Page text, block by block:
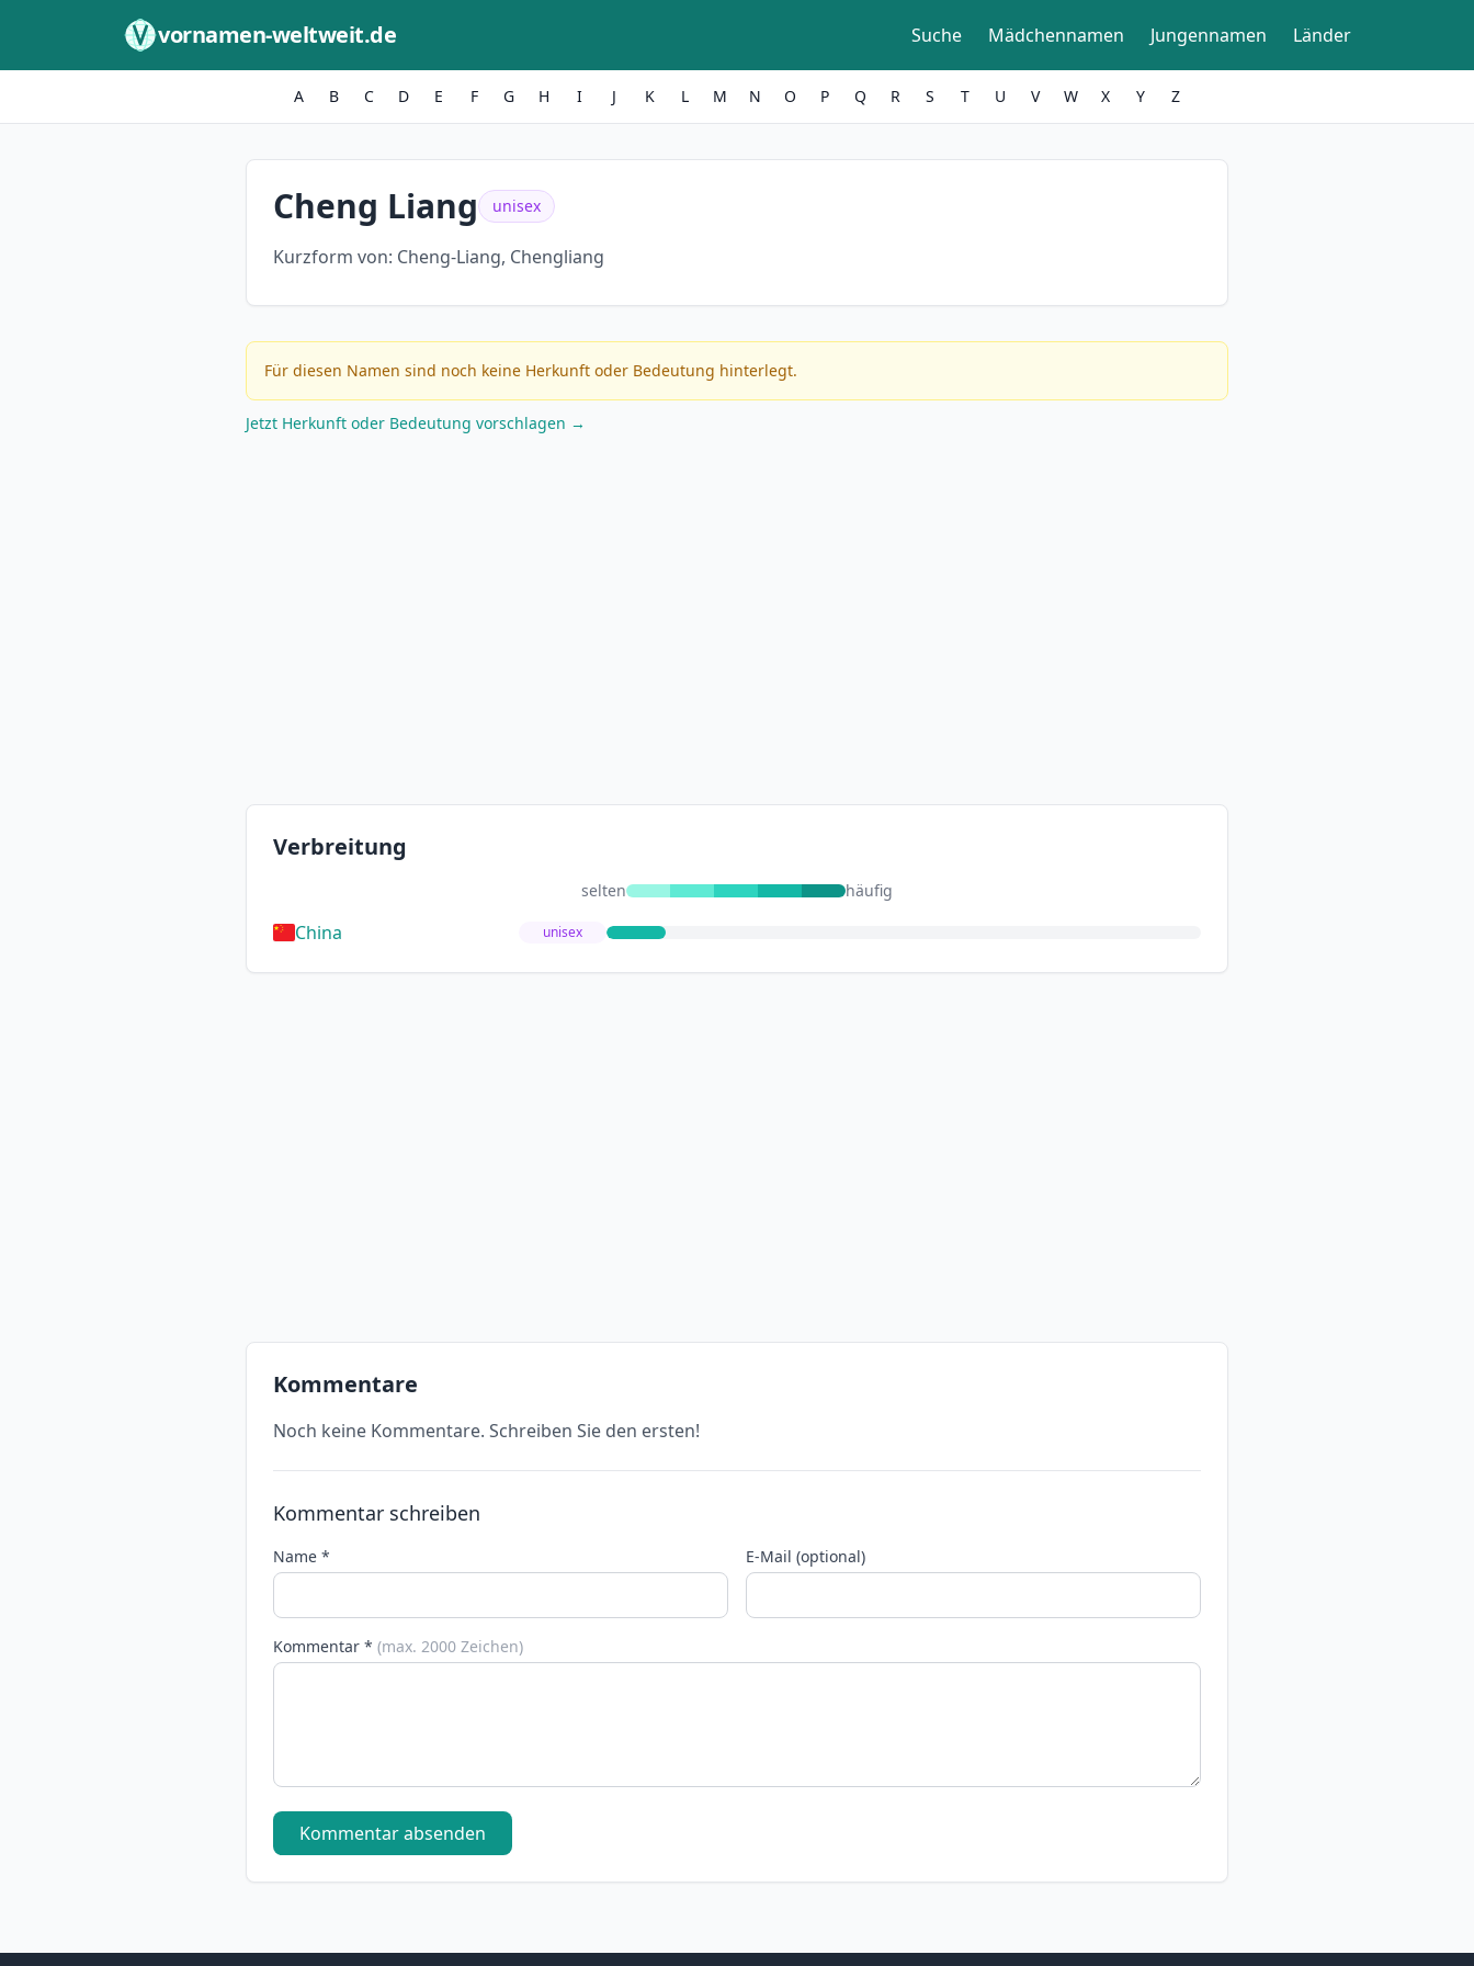
vornamen-weltweit.de Suche Mädchennamen Jungennamen Länder
A B C D E F G H I J K L M N O P Q R S T U V W X Y Z
Cheng Liang unisex
Kurzform von: Cheng-Liang, Chengliang
Für diesen Namen sind noch keine Herkunft oder Bedeutung hinterlegt.
Jetzt Herkunft oder Bedeutung vorschlagen →
Verbreitung
selten häufig
China unisex
Kommentare
Noch keine Kommentare. Schreiben Sie den ersten!
Kommentar schreiben
Name * E-Mail (optional)
Kommentar * (max. 2000 Zeichen)
Kommentar absenden